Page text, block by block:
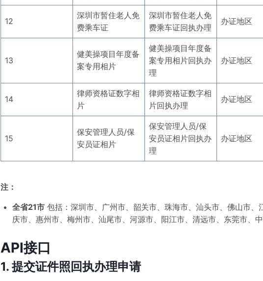
12
深圳市暂住老人免
费乘车证
深圳市暂住老人免
费乘车证回执办理
办证地区
13
健美操项目年度备
案专用相片
健美操项目年度备
案专用相片回执办
理
办证地区
14
律师资格证数字相
片
律师资格证数字相
片回执办理
办证地区
15
保安管理人员/保
安员证相片
保安管理人员/保
安员证相片回执办
理
办证地区
注：
全省21市包括：深圳市、广州市、韶关市、珠海市、汕头市、佛山市、
庆市、惠州市、梅州市、汕尾市、河源市、阳江市、清远市、东莞市、
API接口
1. 提交证件照回执办理申请